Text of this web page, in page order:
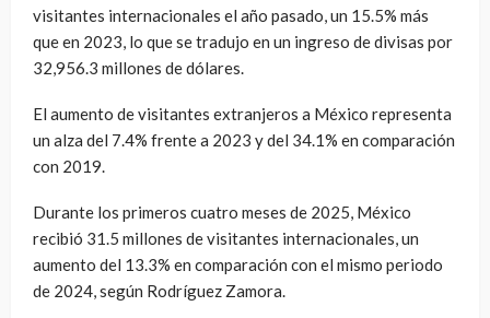
visitantes internacionales el año pasado, un 15.5% más
que en 2023, lo que se tradujo en un ingreso de divisas por
32,956.3 millones de dólares.
El aumento de visitantes extranjeros a México representa
un alza del 7.4% frente a 2023 y del 34.1% en comparación
con 2019.
Durante los primeros cuatro meses de 2025, México
recibió 31.5 millones de visitantes internacionales, un
aumento del 13.3% en comparación con el mismo periodo
de 2024, según Rodríguez Zamora.